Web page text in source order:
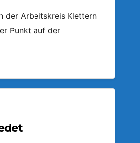
der Arbeitskreis Klettern
Punkt auf der